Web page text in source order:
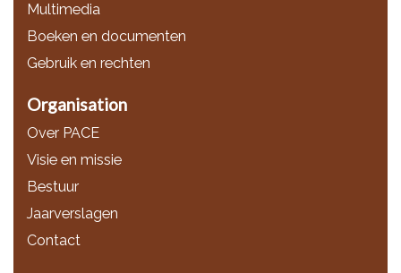
Multimedia
Boeken en documenten
Gebruik en rechten
Organisation
Over PACE
Visie en missie
Bestuur
Jaarverslagen
Contact